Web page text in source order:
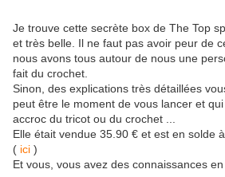
Je trouve cette secrète box de The Top
et très belle. Il ne faut pas avoir peur de
nous avons tous autour de nous une
fait du crochet.
Sinon, des explications très détaillées
peut être le moment de vous lancer et
accroc du tricot ou du crochet ...
Elle était vendue 35.90 € et est en solde
( ici )
Et vous, vous avez des connaissances